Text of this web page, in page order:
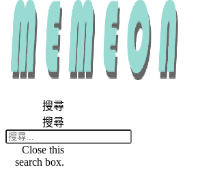
搜尋
搜尋
Close this
search box.